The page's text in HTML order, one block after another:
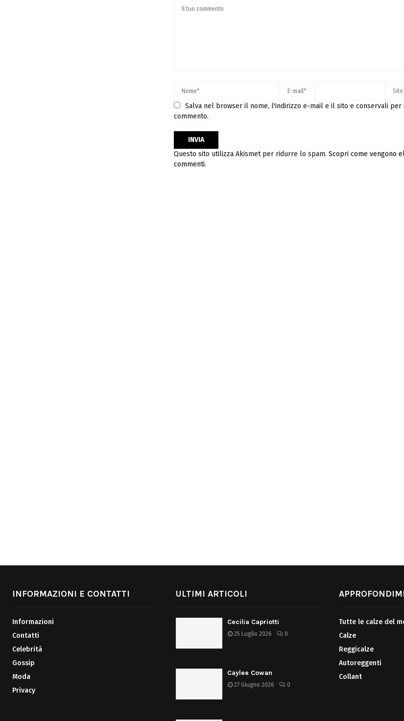
Salva nel browser il nome, l'indirizzo e-mail e il sito e conservali per
commento.
Questo sito utilizza Akismet per ridurre lo spam. Scopri come vengono
commenti.
INFORMAZIONI E CONTATTI
Informazioni
Contatti
Celebrità
Gossip
Moda
Privacy
ULTIMI ARTICOLI
Cecilia Capriotti
25 Luglio 2026 0
Caylee Cowan
27 Giugno 2026 0
Tutte le calze del
Calze
Reggicalze
Autoreggenti
Collant